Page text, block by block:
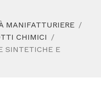
MANIFATTURIERE
CHIMICI
SINTETICHE E